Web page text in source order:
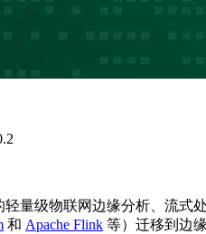
轻量级物联网边缘分析、流
和 Apache Flink 等）迁移到边